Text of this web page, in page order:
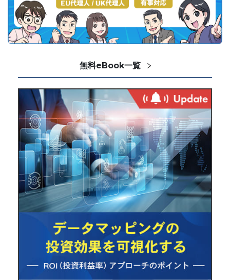
無料eBook一覧